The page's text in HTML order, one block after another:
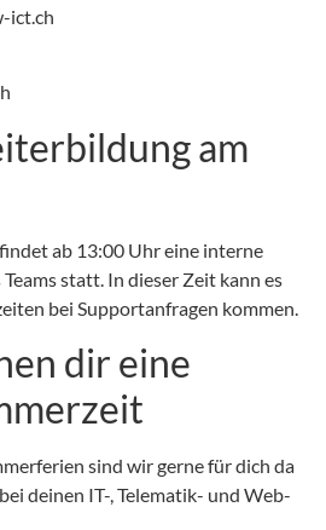
ict.ch
am
ab 13:00 Uhr eine interne
statt. In dieser Zeit kann es
bei Supportanfragen kommen.
dir eine
sind wir gerne für dich da
deinen IT-, Telematik- und Web-